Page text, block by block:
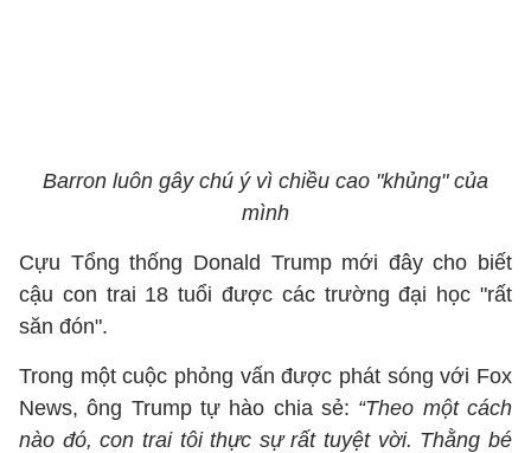
Barron luôn gây chú ý vì chiều cao "khủng" của
mình
Cựu Tổng thống Donald Trump mới đây cho biết
cậu con trai 18 tuổi được các trường đại học "rất
săn đón".
Trong một cuộc phỏng vấn được phát sóng với Fox
News, ông Trump tự hào chia sẻ: “Theo một cách
nào đó, con trai tôi thực sự rất tuyệt vời. Thằng bé